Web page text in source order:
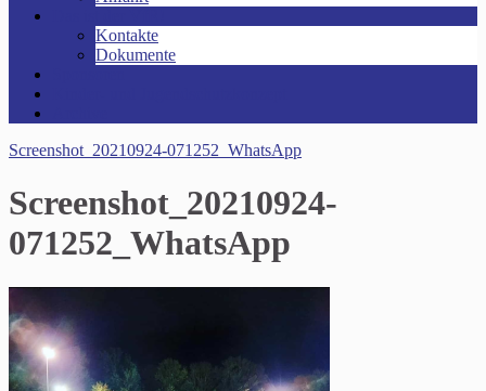
Kontakte
Dokumente
Screenshot_20210924-071252_WhatsApp
Screenshot_20210924-
071252_WhatsApp